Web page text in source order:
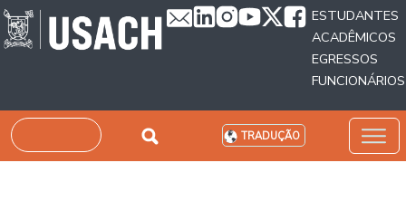
Passar para o conteúdo principal
ESTUDANTES
ACADÊMICOS
EGRESSOS
FUNCIONÁRIOS
Pesquisar TRADUÇÃO